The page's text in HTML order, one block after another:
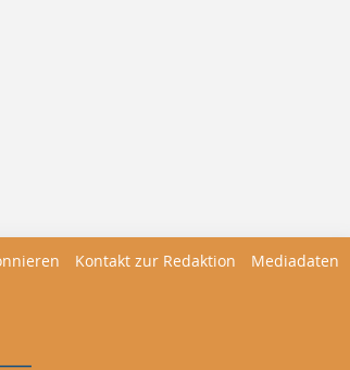
Kontakt zur Redaktion Mediadaten